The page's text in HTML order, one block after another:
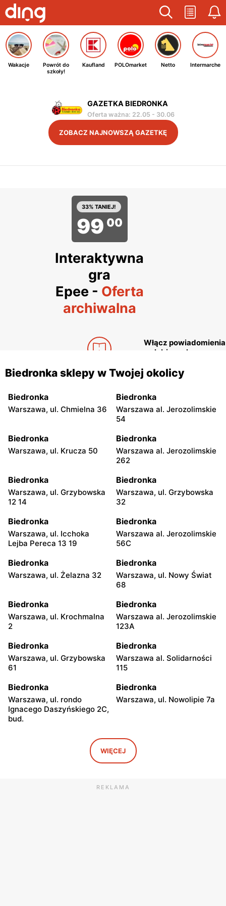
Wakacje
Powrót do
szkoły!
Kaufland POLOmarket Netto Intermarche
GAZETKA BIEDRONKA
Oferta ważna: 22.05 - 30.06
ZOBACZ NAJNOWSZĄ GAZETKĘ
33% TANIEJ!
99 00
Interaktywna
gra
Epee - Oferta
archiwalna
Gazetka
znajdziesz EPEE "W
ogniu pytań" w
promocyjnej cenie
99,99 zł zamiast 149,99
zł, co stanowi obniżkę o
33%. To interaktywna
gra familijna, która
zapewni rozrywkę
rodziny. Zadawaj
pytania, odpowiadaj na
wyzwania i sprawdź
rozgrywce. Gra
pobudza do myślenia i
świetnie sprawdza się
podczas spotkań
towarzyskich.
Skorzystaj z okazji i
wzbogac swoją kolekcję
tytuł. Źródło: gazetka
Biedronka
Włącz powiadomienia
o ulubionych
Epee
Biedronka sklepy w Twojej okolicy
Biedronka
Warszawa, ul. Chmielna 36
Biedronka
Warszawa al. Jerozolimskie
54
Biedronka
Warszawa, ul. Krucza 50
Biedronka
Warszawa al. Jerozolimskie
262
Biedronka
Warszawa, ul. Grzybowska
12 14
Biedronka
Warszawa, ul. Grzybowska
32
Biedronka
Warszawa, ul. Icchoka
Lejba Pereca 13 19
Biedronka
Warszawa al. Jerozolimskie
56C
Biedronka
Warszawa, ul. Żelazna 32
Biedronka
Warszawa, ul. Nowy Świat
68
Biedronka
Warszawa, ul. Krochmalna
2
Biedronka
Warszawa al. Jerozolimskie
123A
Biedronka
Warszawa, ul. Grzybowska
61
Biedronka
Warszawa al. Solidarności
115
Biedronka
Warszawa, ul. rondo
Ignacego Daszyńskiego 2C,
bud.
Biedronka
Warszawa, ul. Nowolipie 7a
Warszawa, ul. Ogrodowa 58
Biedronka
Warszawa al. Solidarności
86 88
Warszawa, ul. Juliana
WIĘCEJ
REKLAMA